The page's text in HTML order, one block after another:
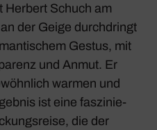
Herbert Schuch am
der Geige durch­dringt
Gestus, mit
und Anmut. Er
warmen und
ist eine faszi­nie­
die der